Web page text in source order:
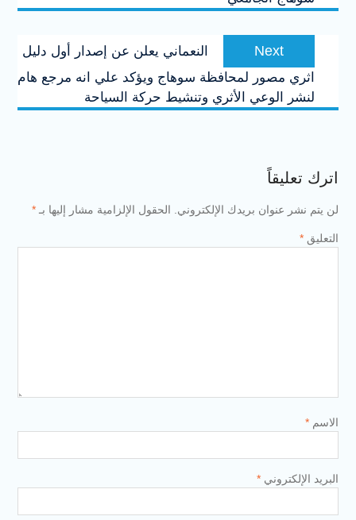
Next
Next
post:
النعماني يعلن عن إصدار أول دليل
اثري مصور لمحافظة سوهاج ويؤكد علي انه مرجع هام
لنشر الوعي الأثري وتنشيط حركة السياحة
اترك تعليقاً
لن يتم نشر عنوان بريدك الإلكتروني. الحقول الإلزامية مشار إليها بـ *
التعليق *
الاسم *
البريد الإلكتروني *